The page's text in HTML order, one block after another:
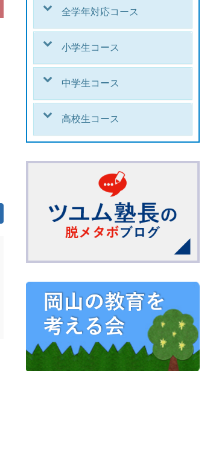
全学年対応コース
小学生コース
中学生コース
高校生コース